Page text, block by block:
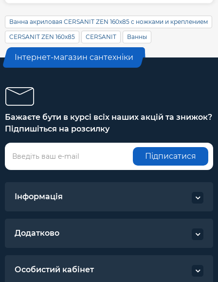
Ванна акриловая CERSANIT ZEN 160х85 с ножками и креплением
CERSANIT ZEN 160х85 CERSANIT Ванны
Інтернет-магазин сантехніки
Бажаєте бути в курсі всіх наших акцій та знижок?
Підпишіться на розсилку
Підписатися
Інформація
Додатково
Особистий кабінет